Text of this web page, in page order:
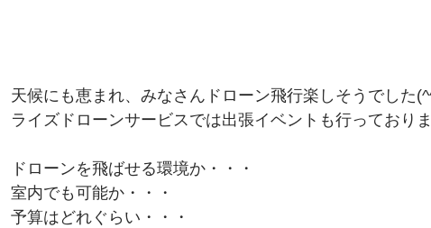
天候にも恵まれ、みなさんドローン飛行楽しそうでした
ライズドローンサービスでは出張イベントも行っておりま
ドローンを飛ばせる環境か・・・
室内でも可能か・・・
予算はどれぐらい・・・